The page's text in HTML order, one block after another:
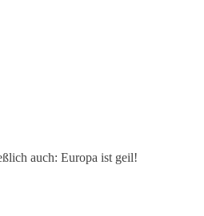
auch: Europa ist geil!